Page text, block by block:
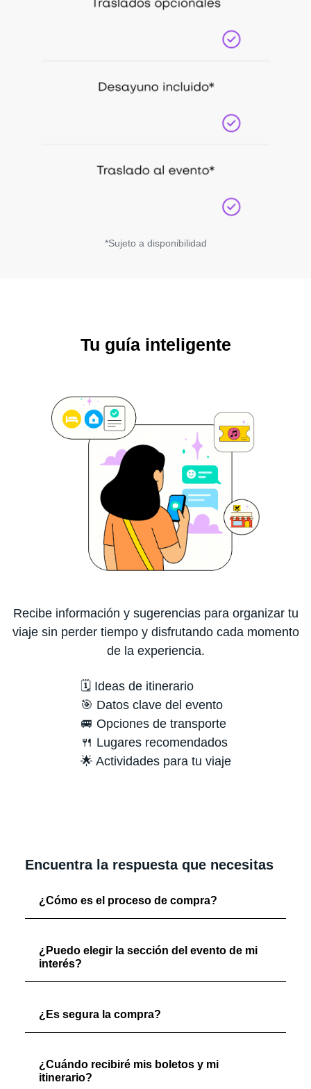
*Sujeto a disponibilidad
Tu guía inteligente
Recibe información y sugerencias para organizar tu
viaje sin perder tiempo y disfrutando cada momento
de la experiencia.
🗓️ Ideas de itinerario
🎯 Datos clave del evento
🚐 Opciones de transporte
🍴 Lugares recomendados
🌟 Actividades para tu viaje
Encuentra la respuesta que necesitas
¿Cómo es el proceso de compra?
¿Puedo elegir la sección del evento de mi
interés?
¿Es segura la compra?
¿Cuándo recibiré mis boletos y mi
itinerario?